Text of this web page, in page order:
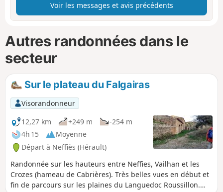
Voir les messages et avis précédents
Autres randonnées dans le
secteur
Sur le plateau du Falgairas
Visorandonneur
12,27 km
+249 m
-254 m
4h 15
Moyenne
Départ à Neffiès (Hérault)
Randonnée sur les hauteurs entre Neffies, Vailhan et les
Crozes (hameau de Cabrières). Très belles vues en début et
fin de parcours sur les plaines du Languedoc Roussillon.